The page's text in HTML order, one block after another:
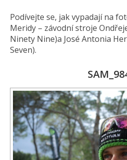
Podívejte se, jak vypadají na
Meridy – závodní stroje
Ninety Nine)a José Antonia
Seven).